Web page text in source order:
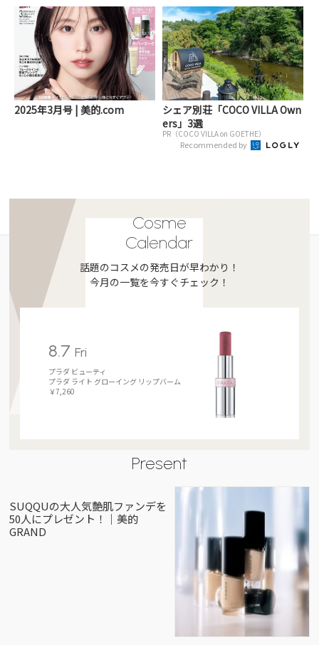
2025年3月号 | 美的.com
シェア別荘「COCO VILLA Own
ers」3選
PR（COCO VILLA on GOETHE）
Recommended by
Cosme
Calendar
話題のコスメの発売日が早わかり！
今月の一覧を今すぐチェック！
8.7Fri
プラダ ビューティ
プラダ ライト グローイング リップバーム
￥7,260
Present
SUQQUの大人気艶肌ファンデを
50人にプレゼント！｜美的
GRAND